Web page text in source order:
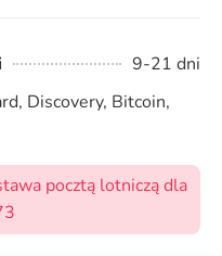
9-21 dni
Discovery, Bitcoin,
pocztą lotniczą dla